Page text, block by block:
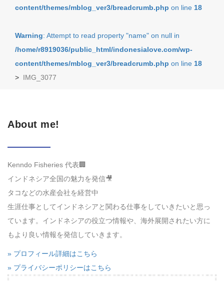
content/themes/mblog_ver3/breadcrumb.php on line 18
Warning: Attempt to read property "name" on null in
/home/r8919036/public_html/indonesialove.com/wp-
content/themes/mblog_ver3/breadcrumb.php on line 18
> IMG_3077
About me!
Kenndo Fisheries 代表🏢
インドネシア全国の魅力を発信🎥
タコなどの水産会社を経営中
生涯仕事としてインドネシアと関わる仕事をしていきたいと思っ
ています。インドネシアの役立つ情報や、海外展開されたい方に
もより良い情報を発信していきます。
» プロフィール詳細はこちら
» プライバシーポリシーはこちら